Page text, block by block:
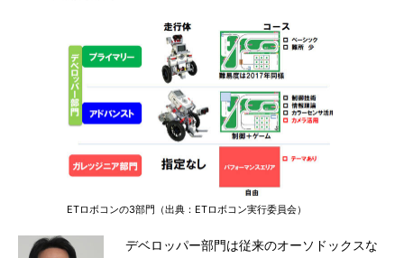
ETロボコンの3部門（出典：ETロボコン実行委員会）
デベロッパー部門は従来のオーソドックスな